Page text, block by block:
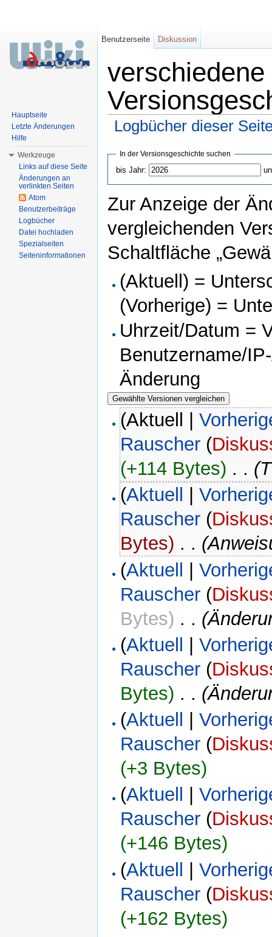
Logbücher dieser
In der Versionsgeschichte suchen
bis Jahr:
Zur Anzeige der
vergleichenden
Schaltfläche
(Aktuell) =
(Vorherige) =
Uhrzeit/Datum =
Benutzername/
Änderung
(Aktuell |
Rauscher (
(+114 Bytes) . .
(Aktuell |
Rauscher (
Bytes) . .
(Aktuell |
Rauscher (
Bytes) . .
(Aktuell |
Rauscher (
Bytes) . .
(Aktuell |
Rauscher (
(+3 Bytes)
(Aktuell |
Rauscher (
(+146 Bytes)
(Aktuell |
Rauscher (
(+162 Bytes)
Benutzerseite Diskussion
Hauptseite
Letzte Änderungen
Hilfe
Werkzeuge
Links auf diese Seite
Änderungen an
verlinkten Seiten
Atom
Benutzerbeiträge
Logbücher
Datei hochladen
Spezialseiten
Seiteninformationen